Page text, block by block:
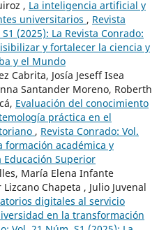
, La inteligencia artificial y
universitarios , Revista
(2025): La Revista Conrado:
y fortalecer la ciencia y
y el Mundo
Cabrita, Josía Jeseff Isea
Santander Moreno, Roberth
Evaluación del conocimiento
práctica en el
, Revista Conrado: Vol.
formación académica y
Superior
María Elena Infante
Chapeta , Julio Juvenal
digitales al servicio
en la transformación